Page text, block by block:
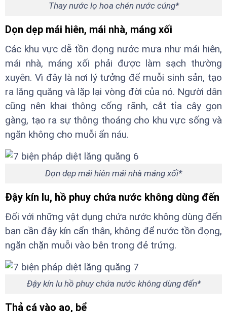
Thay nước lọ hoa chén nước cúng*
Dọn dẹp mái hiên, mái nhà, máng xối
Các khu vực dễ tồn đọng nước mưa như mái hiên,
mái nhà, máng xối phải được làm sạch thường
xuyên. Vì đây là nơi lý tưởng để muỗi sinh sản, tạo
ra lăng quăng và lặp lại vòng đời của nó. Người dân
cũng nên khai thông cống rãnh, cắt tỉa cây gọn
gàng, tạo ra sự thông thoáng cho khu vực sống và
ngăn không cho muỗi ẩn náu.
Dọn dẹp mái hiên mái nhà máng xối*
Đậy kín lu, hồ phuy chứa nước không dùng đến
Đối với những vật dụng chứa nước không dùng đến
bạn cần đậy kín cẩn thận, không để nước tồn đọng,
ngăn chặn muỗi vào bên trong đẻ trứng.
Đậy kín lu hồ phuy chứa nước không dùng đến*
Thả cá vào ao, bể